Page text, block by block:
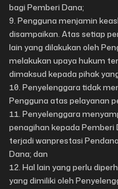
bagi Pemberi Dana;
Pengguna menjamin
disampaikan. Atas setiap
lain yang dilakukan oleh
melakukan upaya hukum
dimaksud kepada pihak
Penyelenggara tidak
Pengguna atas pelayanan
Penyelenggara
penagihan kepada Pemberi
terjadi wanprestasi
Dana; dan
Hal lain yang perlu
yang dimiliki oleh